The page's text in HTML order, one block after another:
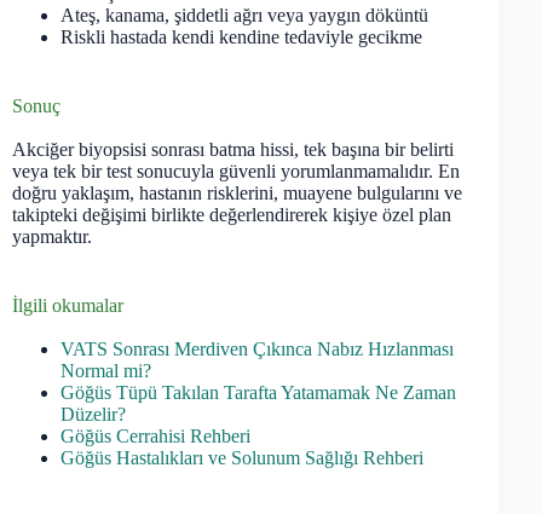
Ateş, kanama, şiddetli ağrı veya yaygın döküntü
Riskli hastada kendi kendine tedaviyle gecikme
Sonuç
Akciğer biyopsisi sonrası batma hissi, tek başına bir belirti
veya tek bir test sonucuyla güvenli yorumlanmamalıdır. En
doğru yaklaşım, hastanın risklerini, muayene bulgularını ve
takipteki değişimi birlikte değerlendirerek kişiye özel plan
yapmaktır.
İlgili okumalar
VATS Sonrası Merdiven Çıkınca Nabız Hızlanması
Normal mi?
Göğüs Tüpü Takılan Tarafta Yatamamak Ne Zaman
Düzelir?
Göğüs Cerrahisi Rehberi
Göğüs Hastalıkları ve Solunum Sağlığı Rehberi